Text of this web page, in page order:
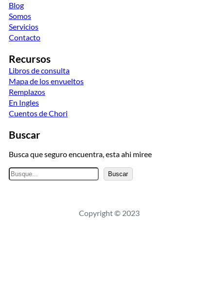
Blog
Somos
Servicios
Contacto
Recursos
Libros de consulta
Mapa de los envueltos
Remplazos
En Ingles
Cuentos de Chori
Buscar
Busca que seguro encuentra, esta ahi miree
B
u
a
Buscar
Copyright © 2023